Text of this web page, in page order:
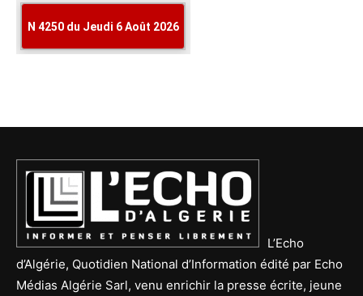
L’Echo
d’Algérie, Quotidien National d’Information édité par Echo
Médias Algérie Sarl, venu enrichir la presse écrite, jeune